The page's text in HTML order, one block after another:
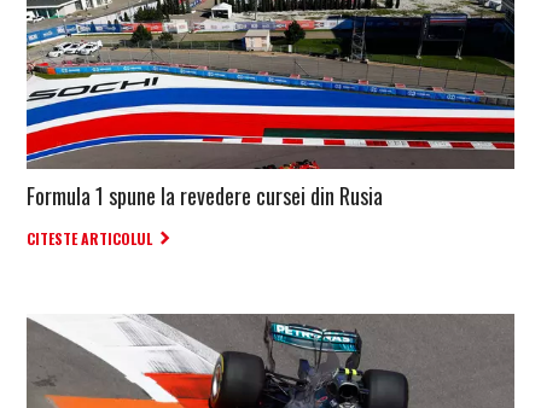
Formula 1 spune la revedere cursei din Rusia
CITESTE ARTICOLUL